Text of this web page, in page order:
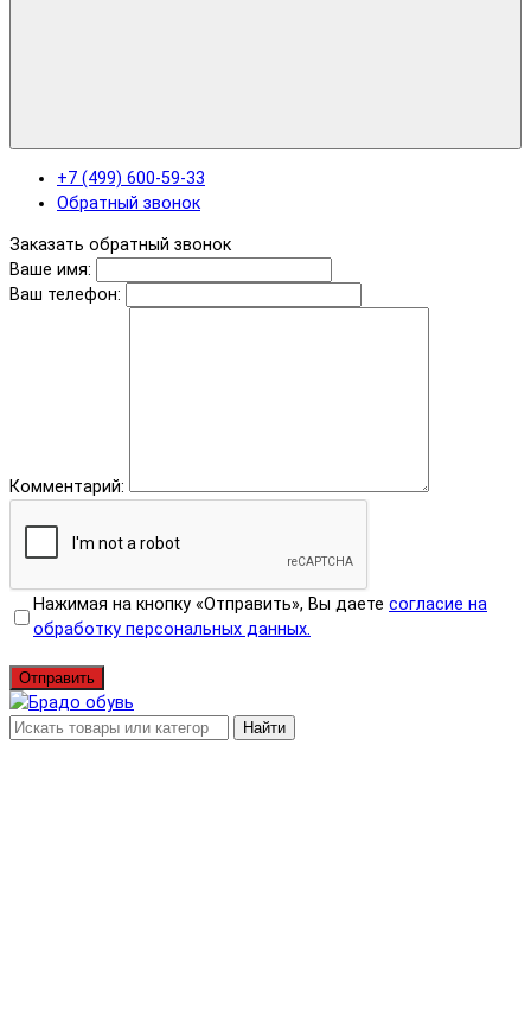
+7 (499) 600-59-33
Обратный звонок
Заказать обратный звонок
Ваше имя:
Ваш телефон:
Комментарий:
Нажимая на кнопку «Отправить», Вы даете согласие на
обработку персональных данных.
Отправить
Найти